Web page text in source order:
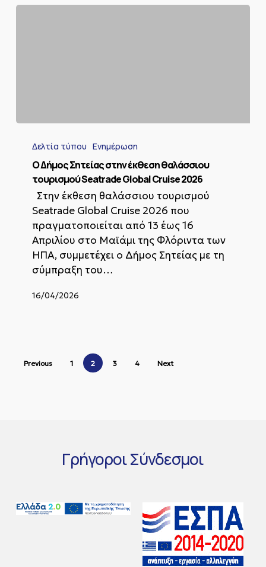
ΔΗΜΟΠΡΑΣΙΑ
Δήμος
Σητείας
στην
έκθεση
θαλάσσιου
τουρισμού
Seatrade
Global
Cruise
2026
Δελτία τύπου Ενημέρωση
Ο Δήμος Σητείας στην έκθεση θαλάσσιου
τουρισμού Seatrade Global Cruise 2026
Στην έκθεση θαλάσσιου τουρισμού
Seatrade Global Cruise 2026 που
πραγματοποιείται από 13 έως 16
Απριλίου στο Μαϊάμι της Φλόριντα των
ΗΠΑ, συμμετέχει ο Δήμος Σητείας με τη
σύμπραξη του…
16/04/2026
Previous 1 2 3 4 Next
ΓρήγοροιΣύνδεσμοι